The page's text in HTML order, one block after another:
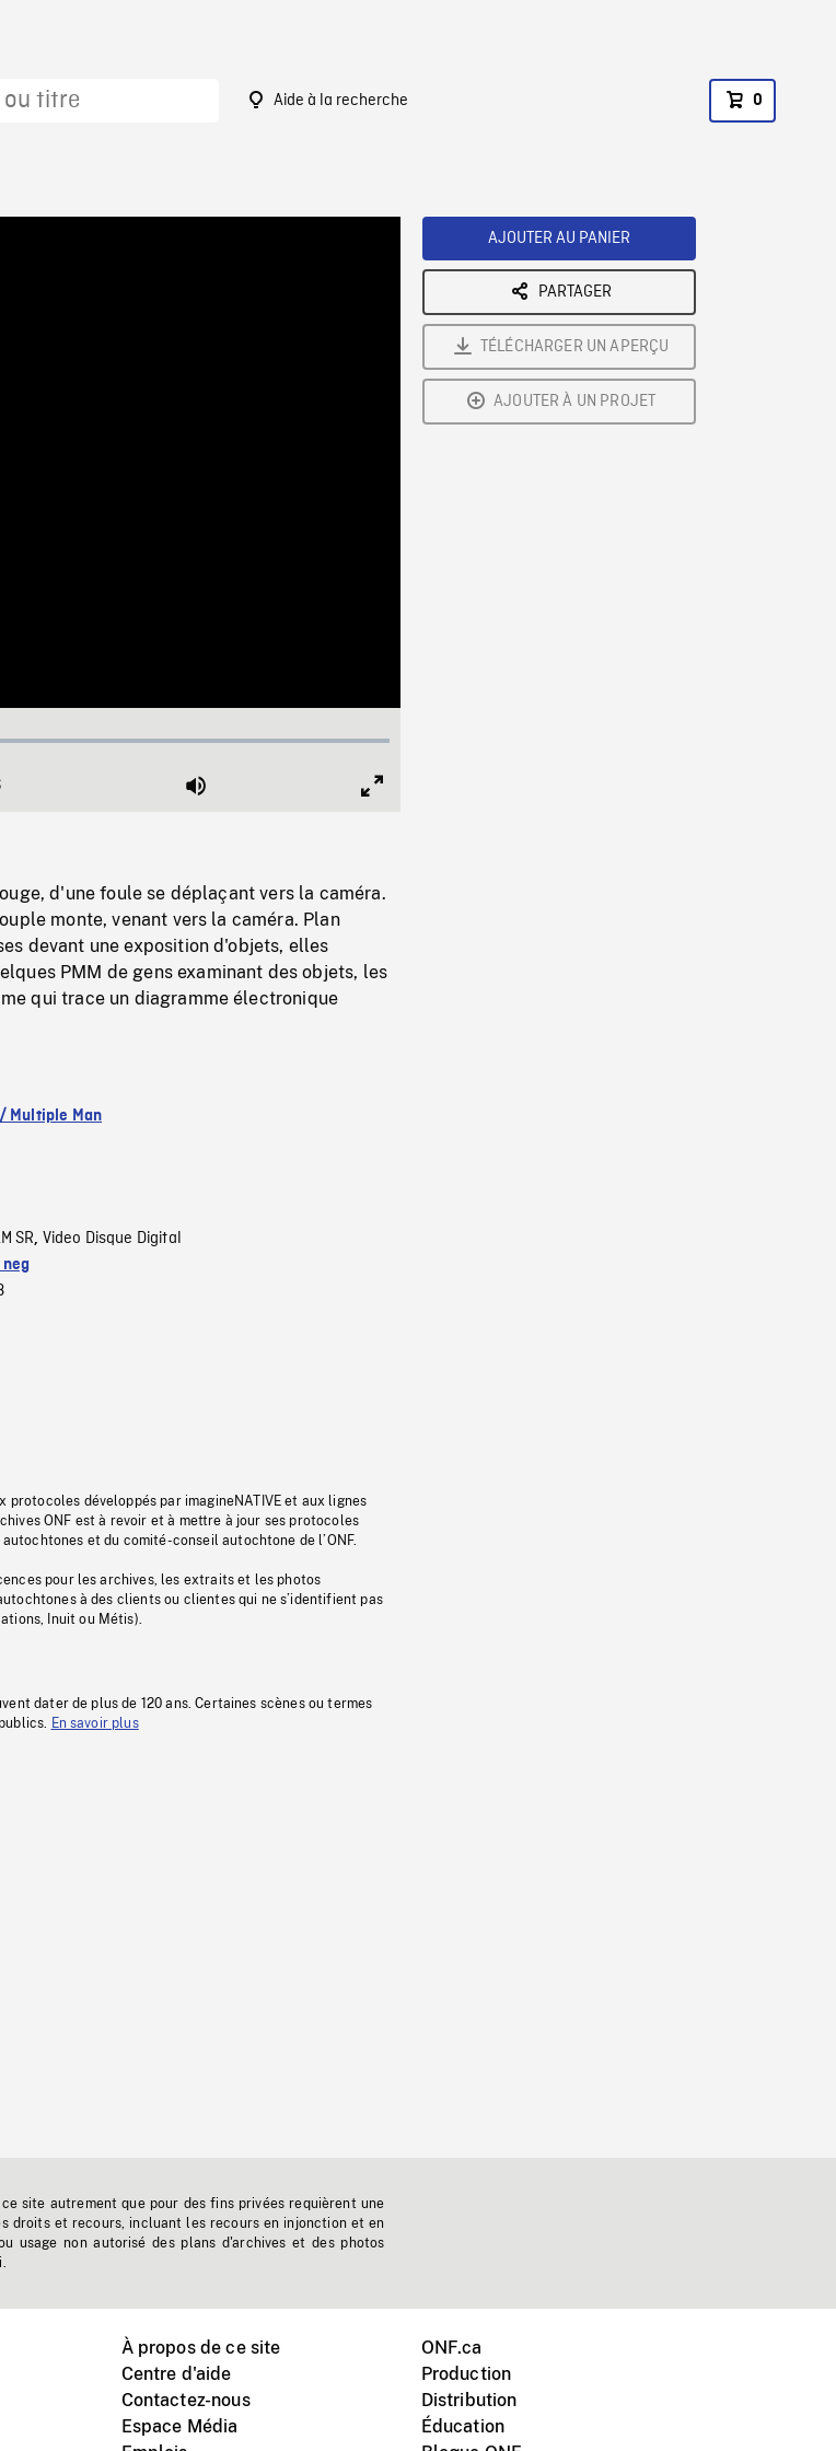
Aide à la recherche 0
Duration Mute
d'une foule se déplaçant vers la caméra.
monte, venant vers la caméra. Plan
devant une exposition d'objets, elles
PMM de gens examinant des objets, les
qui trace un diagramme électronique
Multiple Man
SR, Video Disque Digital
protocoles développés par imagineNATIVE et aux lignes
ONF est à revoir et à mettre à jour ses protocoles
et du comité-conseil autochtone de l’ONF.
pour les archives, les extraits et les photos
à des clients ou clientes qui ne s’identifient pas
Inuit ou Métis).
dater de plus de 120 ans. Certaines scènes ou termes
En savoir plus
AJOUTER AU PANIER
PARTAGER
TÉLÉCHARGER UN APERÇU
AJOUTER À UN PROJET
site autrement que pour des fins privées requièrent une
droits et recours, incluant les recours en injonction et en
usage non autorisé des plans d'archives et des photos
À propos de ce site
Centre d'aide
Contactez-nous
Espace Média
ONF.ca
Production
Distribution
Éducation